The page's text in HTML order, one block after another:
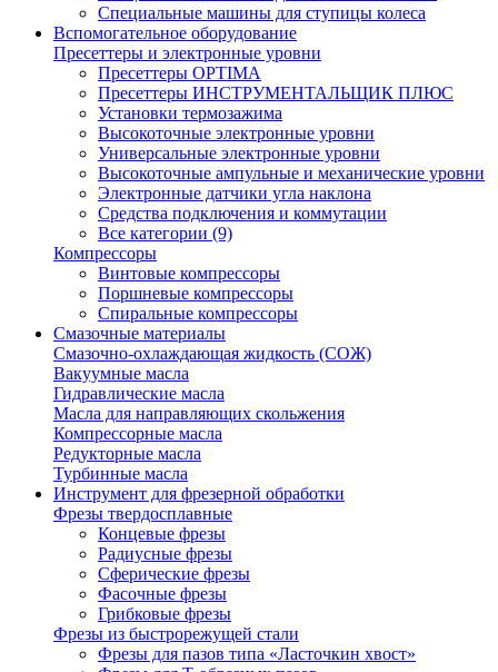
Специальные машины для ступицы колеса
Вспомогательное оборудование
Пресеттеры и электронные уровни
Пресеттеры OPTIMA
Пресеттеры ИНСТРУМЕНТАЛЬЩИК ПЛЮС
Установки термозажима
Высокоточные электронные уровни
Универсальные электронные уровни
Высокоточные ампульные и механические уровни
Электронные датчики угла наклона
Средства подключения и коммутации
Все категории (9)
Компрессоры
Винтовые компрессоры
Поршневые компрессоры
Спиральные компрессоры
Смазочные материалы
Смазочно-охлаждающая жидкость (СОЖ)
Вакуумные масла
Гидравлические масла
Масла для направляющих скольжения
Компрессорные масла
Редукторные масла
Турбинные масла
Инструмент для фрезерной обработки
Фрезы твердосплавные
Концевые фрезы
Радиусные фрезы
Сферические фрезы
Фасочные фрезы
Грибковые фрезы
Фрезы из быстрорежущей стали
Фрезы для пазов типа «Ласточкин хвост»